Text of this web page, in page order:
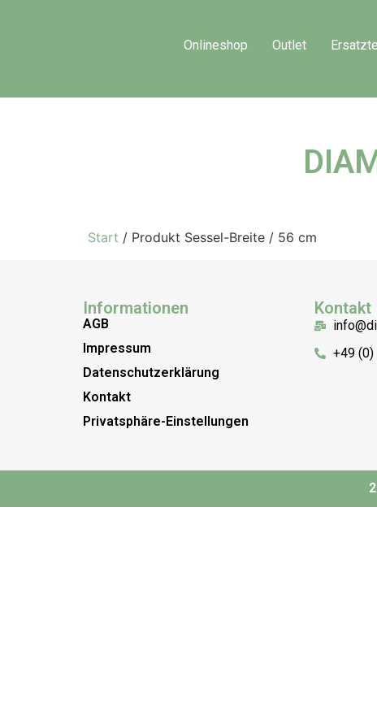
Onlineshop Outlet
Start / Produkt Sessel-Breite / 56 cm
Informationen
AGB
Impressum
Datenschutzerklärung
Kontakt
Privatsphäre-Einstellungen
Kontakt
+49